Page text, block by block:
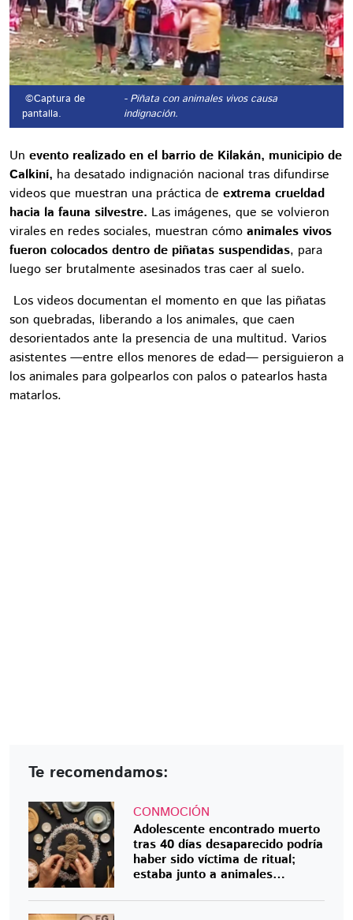
©Captura de
pantalla.
- Piñata con animales vivos causa
indignación.
Un evento realizado en el barrio de Kilakán, municipio de
Calkiní, ha desatado indignación nacional tras difundirse
videos que muestran una práctica de extrema crueldad
hacia la fauna silvestre. Las imágenes, que se volvieron
virales en redes sociales, muestran cómo animales vivos
fueron colocados dentro de piñatas suspendidas, para
luego ser brutalmente asesinados tras caer al suelo.
Los videos documentan el momento en que las piñatas
son quebradas, liberando a los animales, que caen
desorientados ante la presencia de una multitud. Varios
asistentes —entre ellos menores de edad— persiguieron a
los animales para golpearlos con palos o patearlos hasta
matarlos.
Te recomendamos:
CONMOCIÓN
Adolescente encontrado muerto
tras 40 días desaparecido podría
haber sido víctima de ritual;
estaba junto a animales